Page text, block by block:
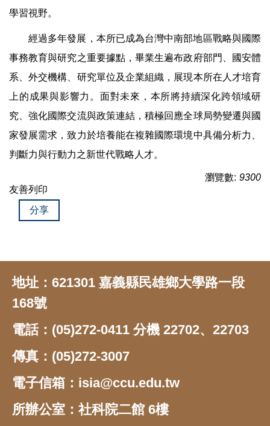
學習視野。
經過多年發展，本所已成為台灣中南部地區戰略與國際
事務教育與研究之重要據點，畢業生遍布政府部門、國安體
系、外交機構、研究單位及企業組織，展現本所在人才培育
上的成果與影響力。面對未來，本所將持續深化跨領域研
究、強化國際交流與政策連結，積極回應全球局勢變遷與國
家發展需求，致力於培養能在複雜國際環境中具備分析力、
判斷力與行動力之新世代戰略人才。
瀏覽數: 9300
友善列印
分享
地址：621301 嘉義縣民雄鄉大學路一段
168號
電話：(05)272-0411 分機 22702、22703
傳真：(05)272-3007
電子信箱：isia@ccu.edu.tw
所辦公室：社科院二館 6樓